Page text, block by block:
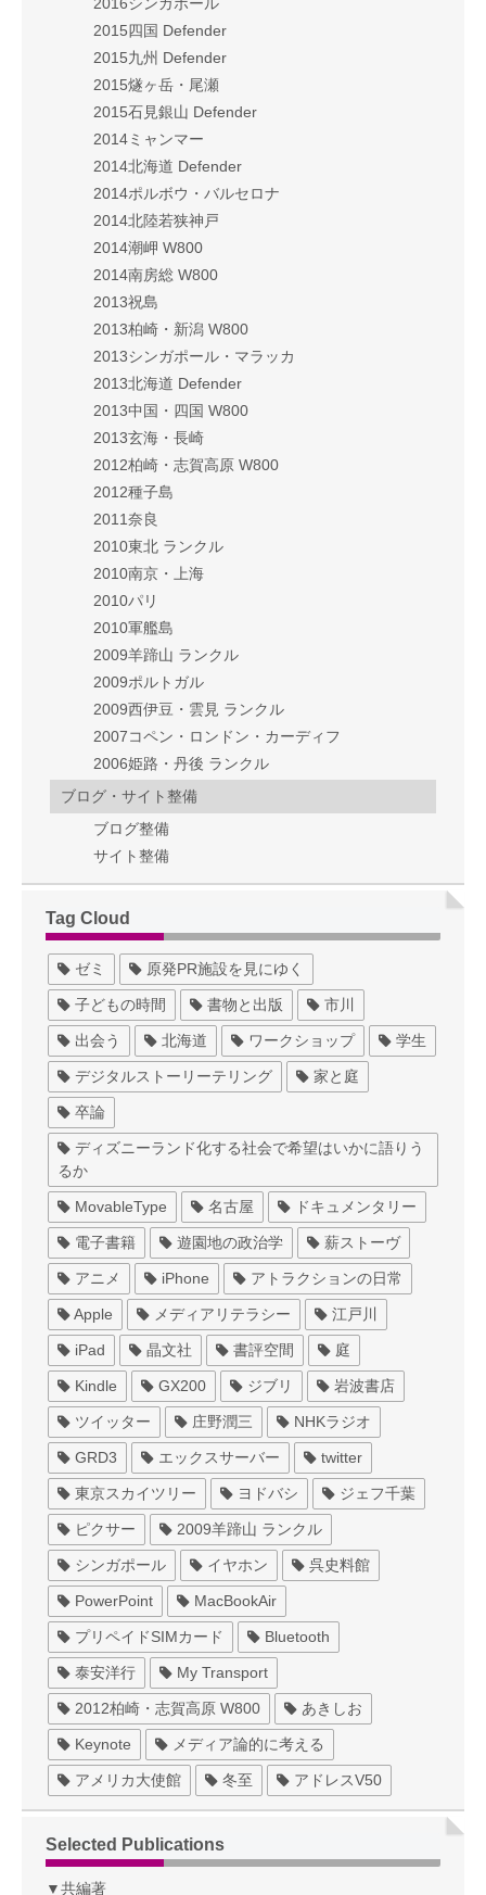
2015四国 Defender
2015九州 Defender
2015燧ヶ岳・尾瀬
2015石見銀山 Defender
2014ミャンマー
2014北海道 Defender
2014ポルボウ・バルセロナ
2014北陸若狭神戸
2014潮岬 W800
2014南房総 W800
2013祝島
2013柏崎・新潟 W800
2013シンガポール・マラッカ
2013北海道 Defender
2013中国・四国 W800
2013玄海・長崎
2012柏崎・志賀高原 W800
2012種子島
2011奈良
2010東北 ランクル
2010南京・上海
2010パリ
2010軍艦島
2009羊蹄山 ランクル
2009ポルトガル
2009西伊豆・雲見 ランクル
2007コペン・ロンドン・カーディフ
2006姫路・丹後 ランクル
ブログ・サイト整備
ブログ整備
サイト整備
Tag Cloud
ゼミ 原発PR施設を見にゆく
子どもの時間 書物と出版 市川
出会う 北海道 ワークショップ 学生
デジタルストーリーテリング 家と庭
卒論
ディズニーランド化する社会で希望はいかに語りう
るか
MovableType 名古屋 ドキュメンタリー
電子書籍 遊園地の政治学 薪ストーヴ
アニメ iPhone アトラクションの日常
Apple メディアリテラシー 江戸川
iPad 晶文社 書評空間 庭
Kindle GX200 ジブリ 岩波書店
ツイッター 庄野潤三 NHKラジオ
GRD3 エックスサーバー twitter
東京スカイツリー ヨドバシ ジェフ千葉
ピクサー 2009羊蹄山 ランクル
シンガポール イヤホン 呉史料館
PowerPoint MacBookAir
プリペイドSIMカード Bluetooth
泰安洋行 My Transport
2012柏崎・志賀高原 W800 あきしお
Keynote メディア論的に考える
アメリカ大使館 冬至 アドレスV50
Selected Publications
▼共編著